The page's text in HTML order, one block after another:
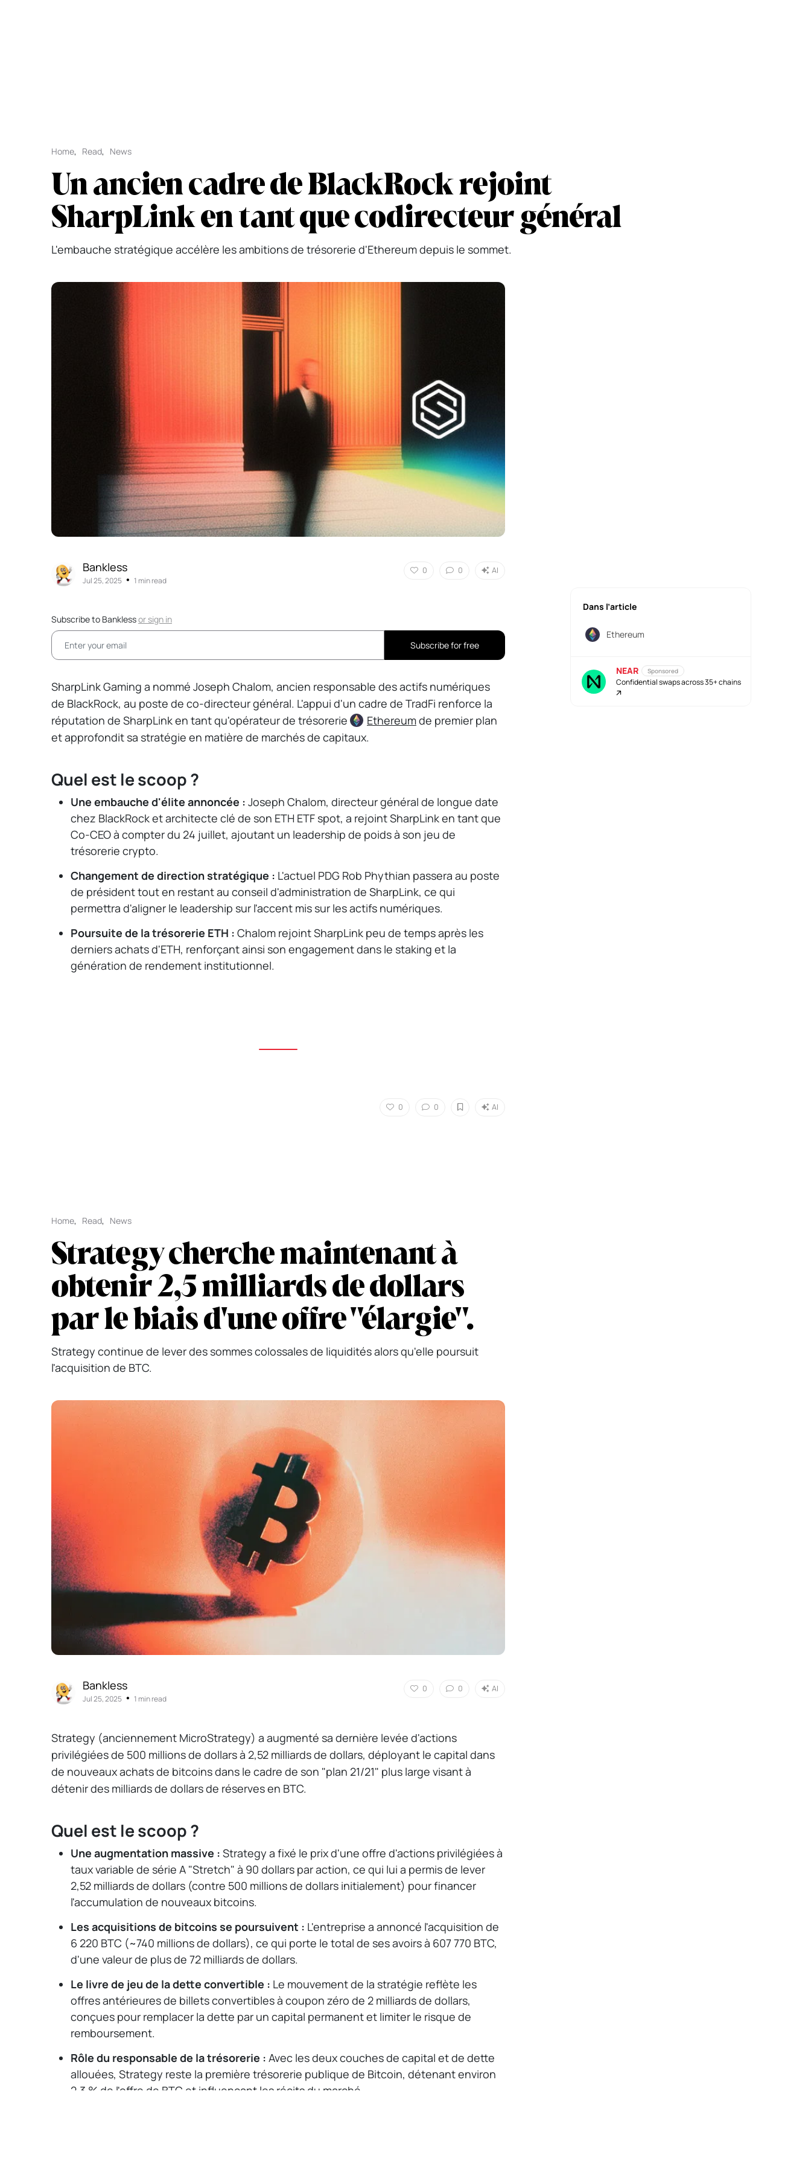
Home, Read, News
Un ancien cadre de BlackRock rejoint
SharpLink en tant que codirecteur général
L'embauche stratégique accélère les ambitions de trésorerie d'Ethereum depuis le sommet.
Bankless
Jul 25, 2025• 1 min read
0 0 AI
Subscribe to Banklessorsign in
Subscribe for free
SharpLink Gaming a nommé Joseph Chalom, ancien responsable des actifs numériques
de BlackRock, au poste de co-directeur général. L'appui d'un cadre de TradFi renforce la
réputation de SharpLink en tant qu'opérateur de trésorerie
Ethereumde premier plan
et approfondit sa stratégie en matière de marchés de capitaux.
Quel est le scoop ?
Une embauche d'élite annoncée : Joseph Chalom, directeur général de longue date
chez BlackRock et architecte clé de son ETH ETF spot, a rejoint SharpLink en tant que
Co-CEO à compter du 24 juillet, ajoutant un leadership de poids à son jeu de
trésorerie crypto.
Changement de direction stratégique : L'actuel PDG Rob Phythian passera au poste
de président tout en restant au conseil d'administration de SharpLink, ce qui
permettra d'aligner le leadership sur l'accent mis sur les actifs numériques.
Poursuite de la trésorerie ETH : Chalom rejoint SharpLink peu de temps après les
derniers achats d'ETH, renforçant ainsi son engagement dans le staking et la
génération de rendement institutionnel.
0 0 AI
Home, Read, News
Strategy cherche maintenant à
obtenir 2,5 milliards de dollars
par le biais d'une offre "élargie".
Strategy continue de lever des sommes colossales de liquidités alors qu'elle poursuit
l'acquisition de BTC.
Bankless
Jul 25, 2025• 1 min read
0 0 AI
Strategy (anciennement MicroStrategy) a augmenté sa dernière levée d'actions
privilégiées de 500 millions de dollars à 2,52 milliards de dollars, déployant le capital dans
de nouveaux achats de bitcoins dans le cadre de son "plan 21/21" plus large visant à
détenir des milliards de dollars de réserves en BTC.
Quel est le scoop ?
Une augmentation massive : Strategy a fixé le prix d'une offre d'actions privilégiées à
taux variable de série A "Stretch" à 90 dollars par action, ce qui lui a permis de lever
2,52 milliards de dollars (contre 500 millions de dollars initialement) pour financer
l'accumulation de nouveaux bitcoins.
Les acquisitions de bitcoins se poursuivent : L'entreprise a annoncé l'acquisition de
6 220 BTC (~740 millions de dollars), ce qui porte le total de ses avoirs à 607 770 BTC,
d'une valeur de plus de 72 milliards de dollars.
Le livre de jeu de la dette convertible : Le mouvement de la stratégie reflète les
offres antérieures de billets convertibles à coupon zéro de 2 milliards de dollars,
conçues pour remplacer la dette par un capital permanent et limiter le risque de
remboursement.
Rôle du responsable de la trésorerie : Avec les deux couches de capital et de dette
allouées, Strategy reste la première trésorerie publique de Bitcoin, détenant environ
2,3 % de l'offre de BTC et influençant les récits du marché.
Dans l’article
Ethereum
NEAR Sponsored
Confidential swaps across 35+ chains